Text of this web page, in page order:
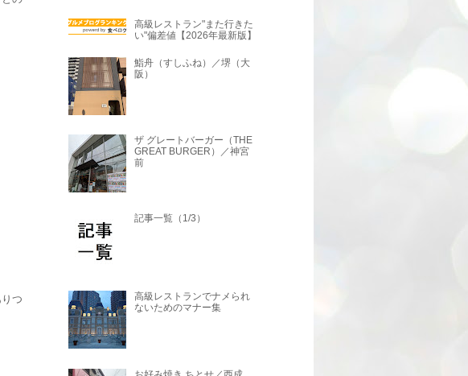
つ
高級レストラン"また行きた
い"偏差値【2026年最新版】
鮨舟（すしふね）／堺（大
阪）
ザ グレートバーガー（THE
GREAT BURGER）／神宮
前
記事一覧（1/3）
高級レストランでナメられ
ないためのマナー集